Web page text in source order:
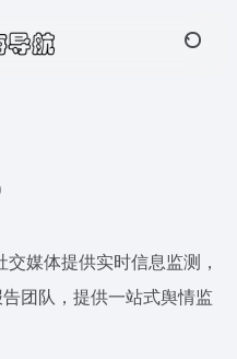
媒体提供实时信息监测，
团队，提供一站式舆情监